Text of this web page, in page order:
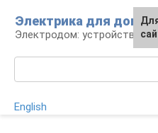
контенту
Электрика для дома
Электродом: устройства,
English